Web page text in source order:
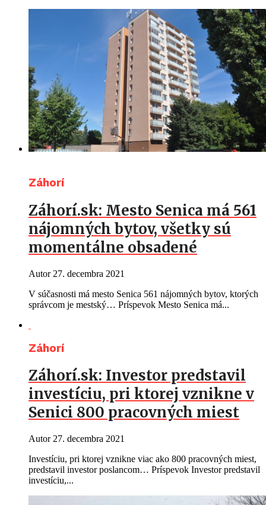
Záhorí
Záhorí.sk: Mesto Senica má 561
nájomných bytov, všetky sú
momentálne obsadené
Autor 27. decembra 2021
V súčasnosti má mesto Senica 561 nájomných bytov, ktorých
správcom je mestský… Príspevok Mesto Senica má...
Záhorí
Záhorí.sk: Investor predstavil
investíciu, pri ktorej vznikne v
Senici 800 pracovných miest
Autor 27. decembra 2021
Investíciu, pri ktorej vznikne viac ako 800 pracovných miest,
predstavil investor poslancom… Príspevok Investor predstavil
investíciu,...